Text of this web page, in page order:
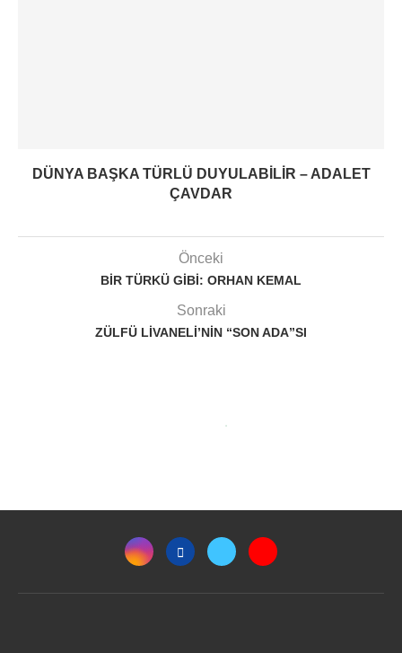
DÜNYA BAŞKA TÜRLÜ DUYULABILIR – ADALET
ÇAVDAR
Önceki
BIR TÜRKÜ GIBI: ORHAN KEMAL
Sonraki
ZÜLFÜ LIVANELI’NIN “SON ADA”SI